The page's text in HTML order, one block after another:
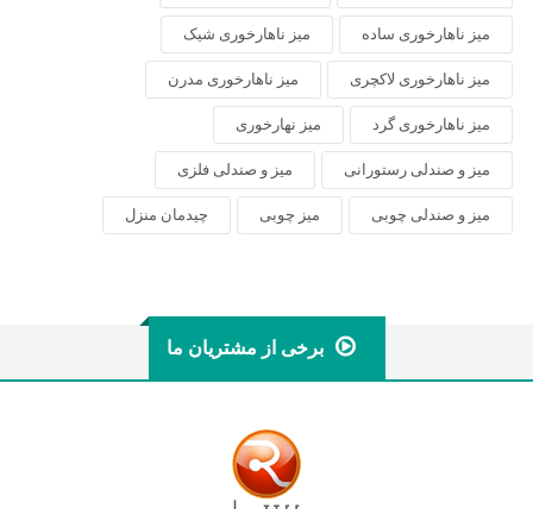
میز ناهارخوری ساده میز ناهارخوری شیک
میز ناهارخوری لاکچری میز ناهارخوری مدرن
میز ناهارخوری گرد میز نهارخوری
میز و صندلی رستورانی میز و صندلی فلزی
میز و صندلی چوبی میز چوبی چیدمان منزل
برخی از مشتریان ما